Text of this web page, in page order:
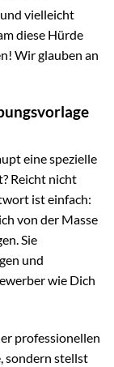
vielleicht
diese Hürde
Wir glauben an
eine spezielle
Reicht nicht
ist einfach:
von der Masse
Sie
und
wie Dich
professionellen
sondern stellst